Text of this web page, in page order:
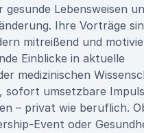
Lebensweisen
Ihre Vorträge
mitreißend und
Einblicke in aktuelle
medizinischen
sofort umsetzbare
– privat wie beruflich.
Event oder